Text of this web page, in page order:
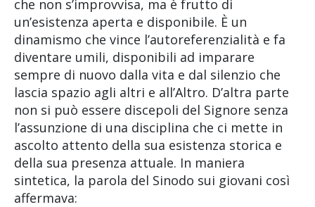
che non s’improvvisa, ma è frutto di
un’esistenza aperta e disponibile. È un
dinamismo che vince l’autoreferenzialità e fa
diventare umili, disponibili ad imparare
sempre di nuovo dalla vita e dal silenzio che
lascia spazio agli altri e all’Altro. D’altra parte
non si può essere discepoli del Signore senza
l’assunzione di una disciplina che ci mette in
ascolto attento della sua esistenza storica e
della sua presenza attuale. In maniera
sintetica, la parola del Sinodo sui giovani così
affermava: